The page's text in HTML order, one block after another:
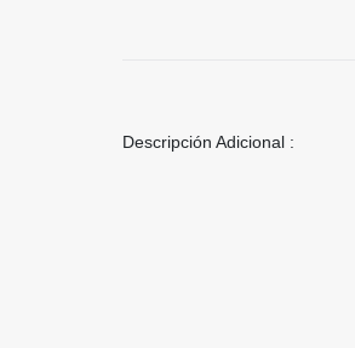
Descripción Adicional :